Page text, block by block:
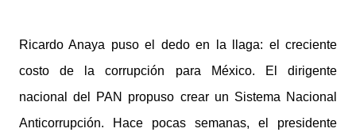
Ricardo Anaya puso el dedo en la llaga: el creciente
costo de la corrupción para México. El dirigente
nacional del PAN propuso crear un Sistema Nacional
Anticorrupción. Hace pocas semanas, el presidente